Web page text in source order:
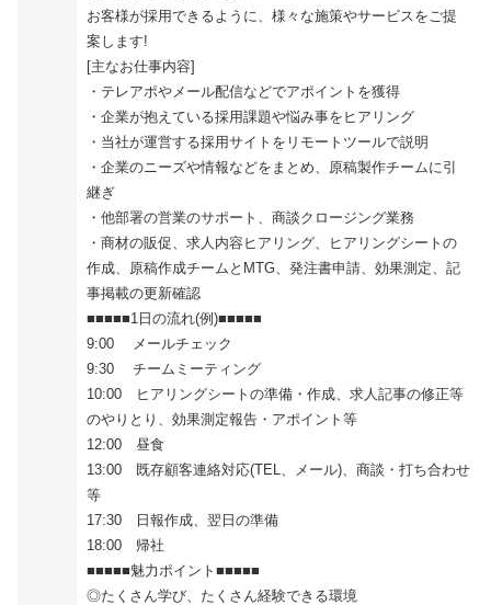
お客様が採用できるように、様々な施策やサービスをご提
案します!
[主なお仕事内容]
・テレアポやメール配信などでアポイントを獲得
・企業が抱えている採用課題や悩み事をヒアリング
・当社が運営する採用サイトをリモートツールで説明
・企業のニーズや情報などをまとめ、原稿製作チームに引
継ぎ
・他部署の営業のサポート、商談クロージング業務
・商材の販促、求人内容ヒアリング、ヒアリングシートの
作成、原稿作成チームとMTG、発注書申請、効果測定、記
事掲載の更新確認
■■■■■1日の流れ(例)■■■■■
9:00 メールチェック
9:30 チームミーティング
10:00 ヒアリングシートの準備・作成、求人記事の修正等
のやりとり、効果測定報告・アポイント等
12:00 昼食
13:00 既存顧客連絡対応(TEL、メール)、商談・打ち合わせ
等
17:30 日報作成、翌日の準備
18:00 帰社
■■■■■魅力ポイント■■■■■
◎たくさん学び、たくさん経験できる環境